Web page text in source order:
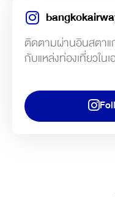
ติดตามผ่านอินสตาแ
กับแหล่งท่องเที่ยวในเ